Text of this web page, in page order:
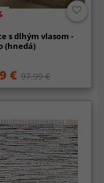
s dlhým vlasom -
(hnedá)
€ 97.99 €